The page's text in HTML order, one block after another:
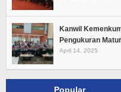
Kanwil
Pengukuran
April 14, 2025
Popular